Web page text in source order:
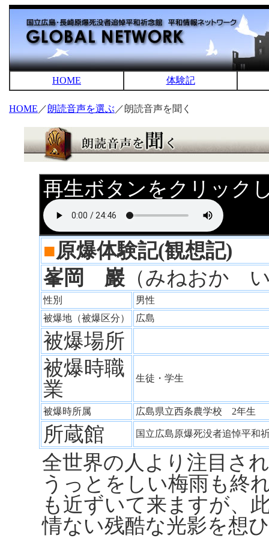
HOME 体験記
HOME ／朗読音声を選ぶ ／朗読音声を聞く
再生ボタンをクリック
■原爆体験記(観想記)
峯岡 巖 （みねおか
性別
男性
被爆地（被爆区分）
広島
被爆場所
被爆時職
業
生徒・学生
被爆時所属 広島県立西条農学校 2年生
所蔵館 国立広島原爆死没者追悼平
全世界の人より注目さ
うっとをしい梅雨も終
も近ずいて来ますが、
情ない残酷な光影を想